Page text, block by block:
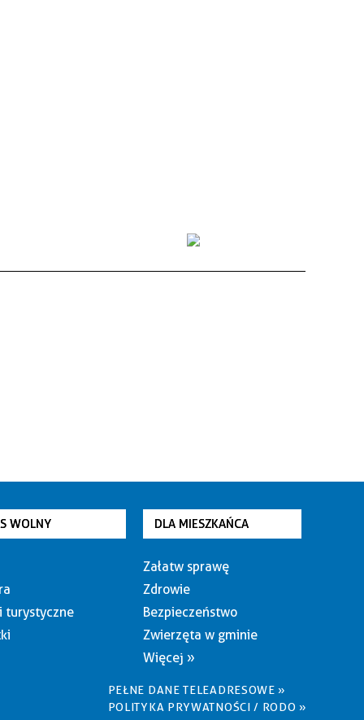
WOLNY
turystyczne
DLA MIESZKAŃCA
Załatw sprawę
Zdrowie
Bezpieczeństwo
Zwierzęta w gminie
Więcej »
PEŁNE DANE TELEADRESOWE »
POLITYKA PRYWATNOŚCI / RODO »